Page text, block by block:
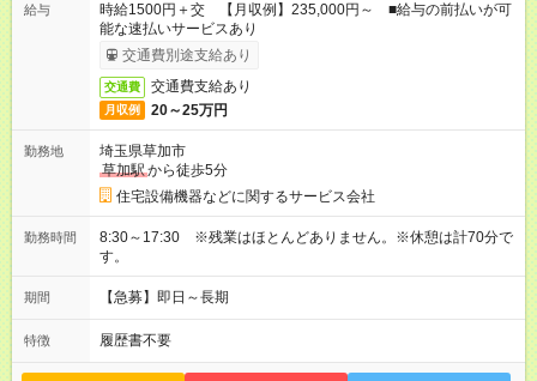
給与
時給1500円＋交 【月収例】235,000円～ ■給与の前払いが可
能な速払いサービスあり
交通費別途支給あり
交通費 交通費支給あり
月収例 20～25万円
勤務地
埼玉県草加市
草加駅から徒歩5分
住宅設備機器などに関するサービス会社
勤務時間
8:30～17:30 ※残業はほとんどありません。※休憩は計70分で
す。
期間 【急募】即日～長期
特徴 履歴書不要